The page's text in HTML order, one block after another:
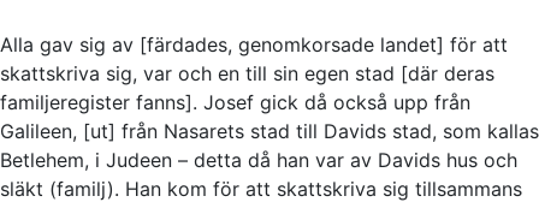
Alla gav sig av [färdades, genomkorsade landet] för att
skattskriva sig, var och en till sin egen stad [där deras
familjeregister fanns]. Josef gick då också upp från
Galileen, [ut] från Nasarets stad till Davids stad, som kallas
Betlehem, i Judeen – detta då han var av Davids hus och
släkt (familj). Han kom för att skattskriva sig tillsammans